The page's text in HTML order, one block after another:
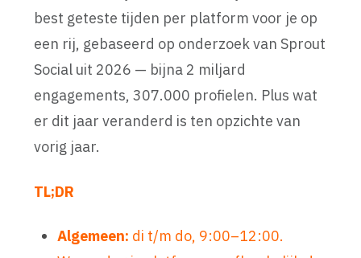
best geteste tijden per platform voor je op
een rij, gebaseerd op onderzoek van Sprout
Social uit 2026 — bijna 2 miljard
engagements, 307.000 profielen. Plus wat
er dit jaar veranderd is ten opzichte van
vorig jaar.
TL;DR
Algemeen: di t/m do, 9:00–12:00.